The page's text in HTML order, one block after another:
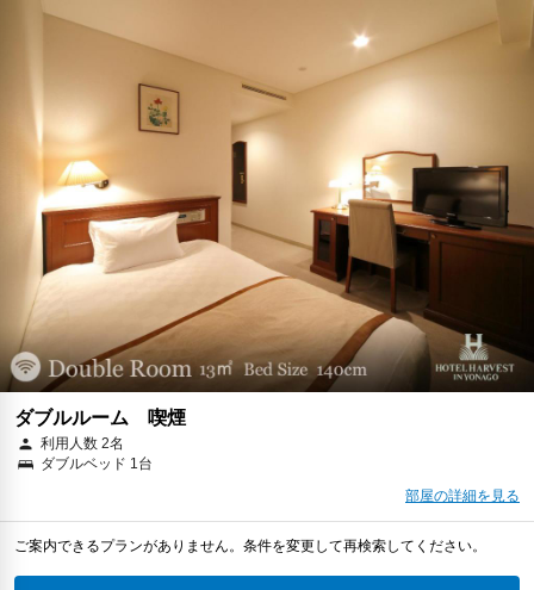
ダブルルーム 喫煙
利用人数 2名
ダブルベッド 1台
部屋の詳細を見る
ご案内できるプランがありません。条件を変更して再検索してください。